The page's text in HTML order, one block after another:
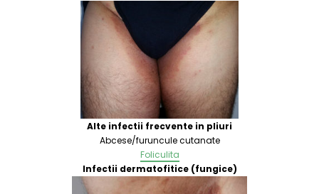
Alte infectii frecvente in pliuri
Abcese/furuncule cutanate
Foliculita
Infectii dermatofitice (fungice)